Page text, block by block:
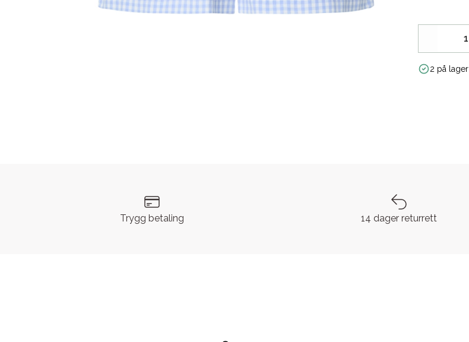
Decrease
2 på lager
Trygg betaling 14 dager returrett